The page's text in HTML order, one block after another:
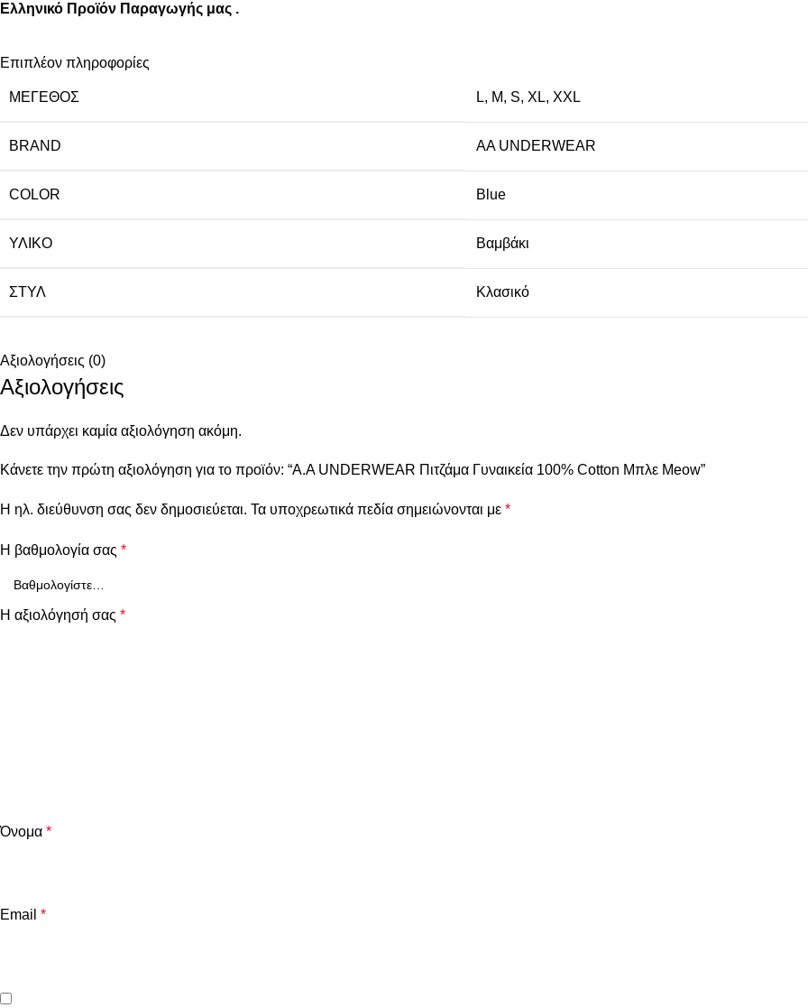
Ελληνικό Προϊόν Παραγωγής μας .
Επιπλέον πληροφορίες
ΜΈΓΕΘΟΣ L, M, S, XL, XXL
BRAND AA UNDERWEAR
COLOR Blue
ΥΛΙΚΌ Βαμβάκι
ΣΤΥΛ Κλασικό
Αξιολογήσεις (0)
Αξιολογήσεις
Δεν υπάρχει καμία αξιολόγηση ακόμη.
Κάνετε την πρώτη αξιολόγηση για το προϊόν: “A.A UNDERWEAR Πιτζάμα Γυναικεία 100% Cotton Μπλε Meow”
Η ηλ. διεύθυνση σας δεν δημοσιεύεται. Τα υποχρεωτικά πεδία σημειώνονται με *
Η βαθμολογία σας *
Η αξιολόγησή σας *
Όνομα *
Email *